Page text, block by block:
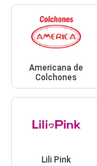
Americana de
Colchones
Lili Pink